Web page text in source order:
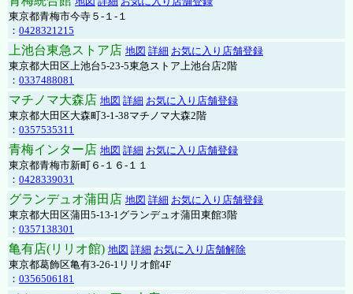
東京都青梅市今寺５-１-１
： 0428321215
上池台東急ストア店 地図 詳細 お気に入り店舗登録
東京都大田区上池台5-23-5東急ストア上池台店2階
： 0337488081
マチノマ大森店 地図 詳細 お気に入り店舗登録
東京都大田区大森町3-1-38マチノマ大森2階
： 0357535311
青梅インター店 地図 詳細 お気に入り店舗登録
東京都青梅市新町６-１６-１１
： 0428339031
グランデュオ蒲田店 地図 詳細 お気に入り店舗登録
東京都大田区蒲田5-13-1グランデュオ蒲田東館3階
： 0357138301
亀有店(リリオ館) 地図 詳細 お気に入り店舗解除
東京都葛飾区亀有3-26-1リリオ館4F
： 0356506181